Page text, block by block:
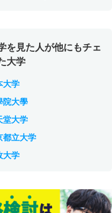
を見た人が他にもチェ
大学
大学
院大學
堂大学
都立大学
大学